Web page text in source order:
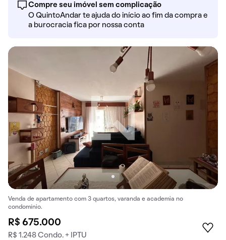
Compre seu imóvel sem complicação
O QuintoAndar te ajuda do início ao fim da compra e
a burocracia fica por nossa conta
Venda de apartamento com 3 quartos, varanda e academia no
condomínio.
R$ 675.000
R$ 1.248 Condo. + IPTU